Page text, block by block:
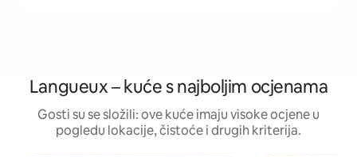
Langueux – kuće s najboljim ocjenama
Gosti su se složili: ove kuće imaju visoke ocjene u
pogledu lokacije, čistoće i drugih kriterija.